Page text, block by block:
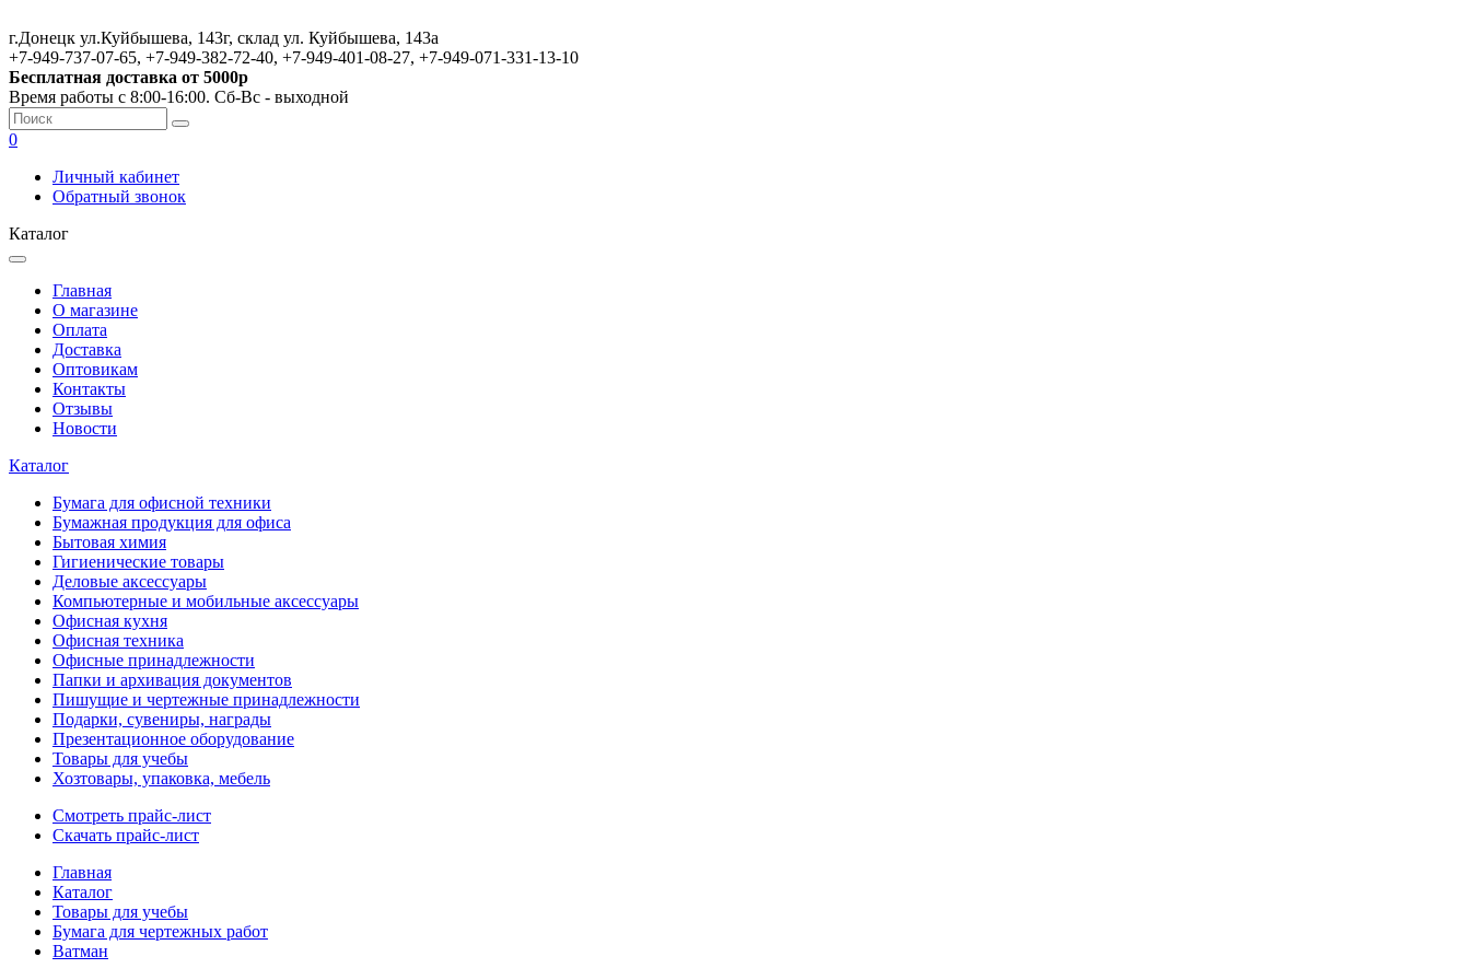
г.Донецк ул.Куйбышева, 143г, склад ул. Куйбышева, 143а
+7-949-737-07-65, +7-949-382-72-40, +7-949-401-08-27, +7-949-071-331-13-10
Бесплатная доставка от 5000р
Время работы с 8:00-16:00. Сб-Вс - выходной
0
Личный кабинет
Обратный звонок
Каталог
Главная
О магазине
Оплата
Доставка
Оптовикам
Контакты
Отзывы
Новости
Каталог
Бумага для офисной техники
Бумажная продукция для офиса
Бытовая химия
Гигиенические товары
Деловые аксессуары
Компьютерные и мобильные аксессуары
Офисная кухня
Офисная техника
Офисные принадлежности
Папки и архивация документов
Пишущие и чертежные принадлежности
Подарки, сувениры, награды
Презентационное оборудование
Товары для учебы
Хозтовары, упаковка, мебель
Смотреть прайс-лист
Скачать прайс-лист
Главная
Каталог
Товары для учебы
Бумага для чертежных работ
Ватман